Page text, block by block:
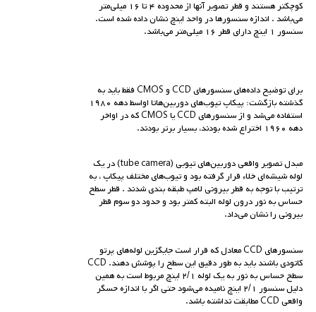
کوچکتر هستند و قطر تصویر آنها از محدوده ۴ تا ۱۶ میلی‌متر
می‌باشد . اندازه سنسورها در واحد اینچ نشان داده شده است.
سنسور ۱ اینچ دارای قطر ۱۶ میلی‌متر می‌باشد.
برای توضیح داده‌های سنسورهای CCD و CMOS فقط باید به
گذشته بازگشت: پیکاپ تیوب‌های دوربین‌ها‌تا اواسط دهه ۱۹۸۰
استفاده می‌شد و از سنسورهای CCD یا CMOS که در اواخر
دهه ۱۹۶۰ اختراع شده بودند، بسیار برتر بودند.
مبدل تصویر واقعی دوربین‌های تیوبی (tube camera) در یک
لوله شیشه‌ای خلاء قرار گرفته بود و تیوب‌های مختلف پیکاپ ، به
ترتیب با توجه به قطر بیرونی لامپ طبقه بندی شدند . قطر سطح
حساس به نور درون لوله البته کمتر بود و حدود دو سوم قطر
بیرونی را نشان می‌داد.
سنسورهای CCD معادل که قرار است جایگزین لوله‌های پرتو
کاتودی باشند باید به طور دقیق این سطح را پوشش دهند. CCD
سطح حساس به نور به یک لوله ۲/۱ اینچ مربوط است به همین
دلیل سنسور ۲/۱ اینچ نامیده می‌شود حتی اگر با اندازه حسگر
واقعی CCD مطابقت نداشته باشد.